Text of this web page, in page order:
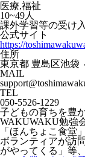
医療,福祉
10~49人
課外学習等の受け
公式サイト
https://
住所
東京都 豊島区池袋
MAIL
TEL
050-5526-1229
子どもの育ちを豊
WAKUWAKU勉強
「ほんちょこ食
ボランティアが訪
がやってくる」等